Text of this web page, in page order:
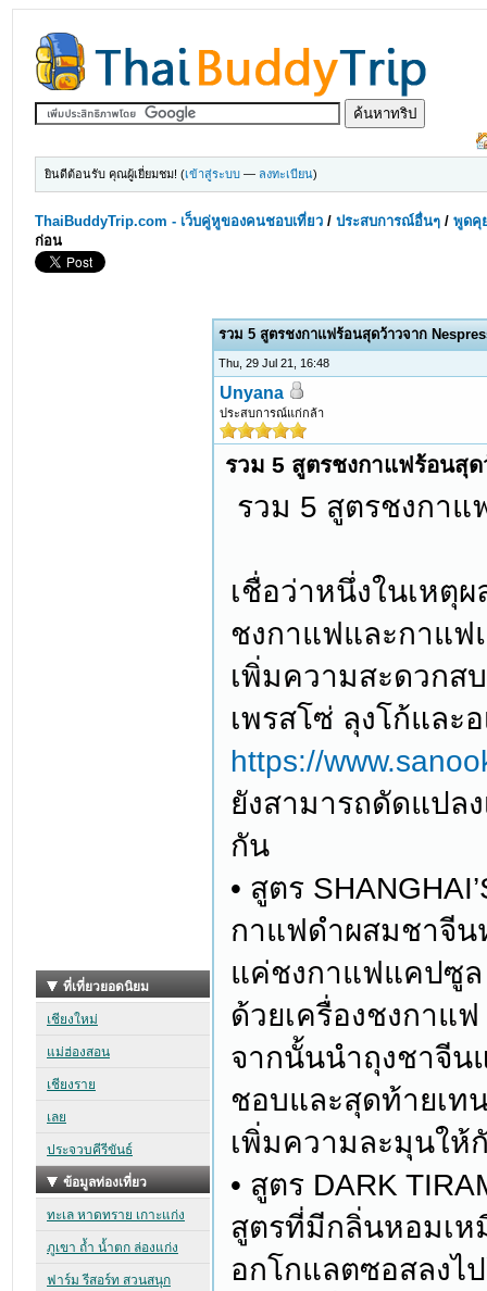
ยินดีต้อนรับ คุณผู้เยี่ยมชม! (เข้าสู่ระบบ — ลงทะเบียน)
ThaiBuddyTrip.com - เว็บคู่หูของคนชอบเที่ยว /ประสบการณ์อื่นๆ /พูดคุ
ก่อน
รวม 5 สูตรชงกาแฟร้อนสุดว้าวจาก
Thu, 29 Jul 21, 16:48
Unyana
ประสบการณ์แก่กล้า
รวม 5 สูตรชงกาแฟร้อนสุ
รวม 5 สูตรชงกาแ
เชื่อว่าหนึ่งในเหตุ
ชงกาแฟและกาแฟ
เพิ่มความสะดวกส
เพรสโซ่ ลุงโก้และ
https://
ยังสามารถดัดแปล
กัน
• สูตร
กาแฟดำผสมชาจีน
แค่ชงกาแฟแคปซูล
ด้วยเครื่องชงกาแ
จากนั้นนำถุงชาจีน
ชอบและสุดท้ายเท
เพิ่มความละมุนให้
• สูตร DARK
สูตรที่มีกลิ่นหอมเห
อกโกแลตซอสลงไ